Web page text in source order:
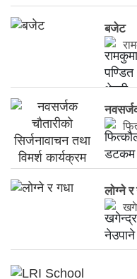
बजेट
लाेग्ने र